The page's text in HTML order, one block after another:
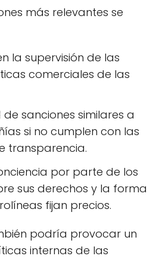
más relevantes se
la supervisión de las
comerciales de las
sanciones similares a
si no cumplen con las
transparencia.
por parte de los
sus derechos y la forma
fijan precios.
podría provocar un
internas de las